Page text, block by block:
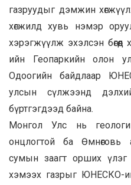
газруудыг дэмжин
хөгжилд хувь нэмэр
хэрэгжүүлж эхэлсэн
ийн Геопаркийн олон
Одоогийн байдлаар
улсын сүлжээнд
бүртгэгдээд байна.
Монгол Улс нь
онцлогтой ба Өмнөговь
сумын заагт орших үлэг
хэмээх газрыг ЮНЕСКО-